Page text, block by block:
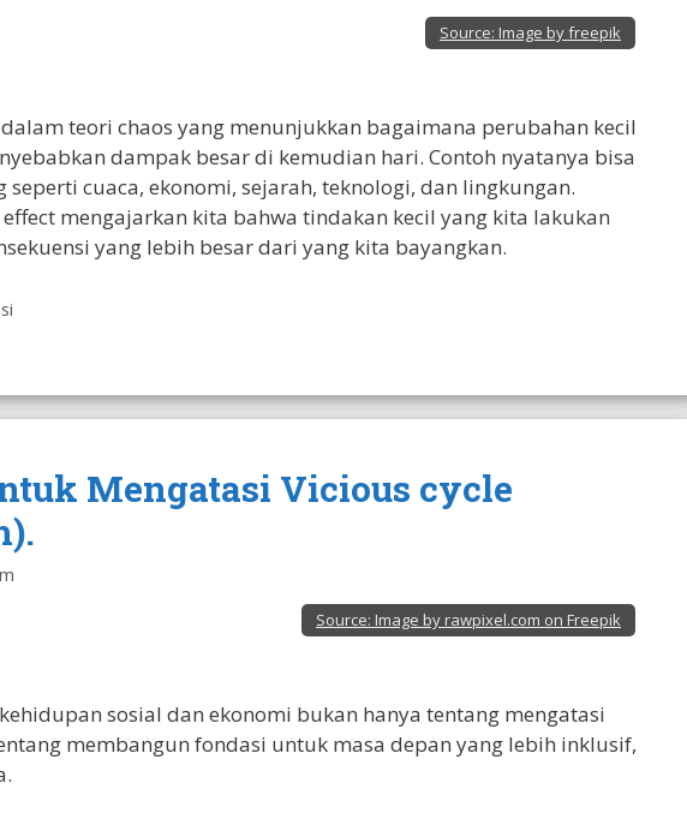
Source: Image by freepik
teori chaos yang menunjukkan bagaimana perubahan kecil
dampak besar di kemudian hari. Contoh nyatanya bisa
cuaca, ekonomi, sejarah, teknologi, dan lingkungan.
mengajarkan kita bahwa tindakan kecil yang kita lakukan
yang lebih besar dari yang kita bayangkan.
Mengatasi Vicious cycle
Source: Image by rawpixel.com on Freepik
sosial dan ekonomi bukan hanya tentang mengatasi
membangun fondasi untuk masa depan yang lebih inklusif,